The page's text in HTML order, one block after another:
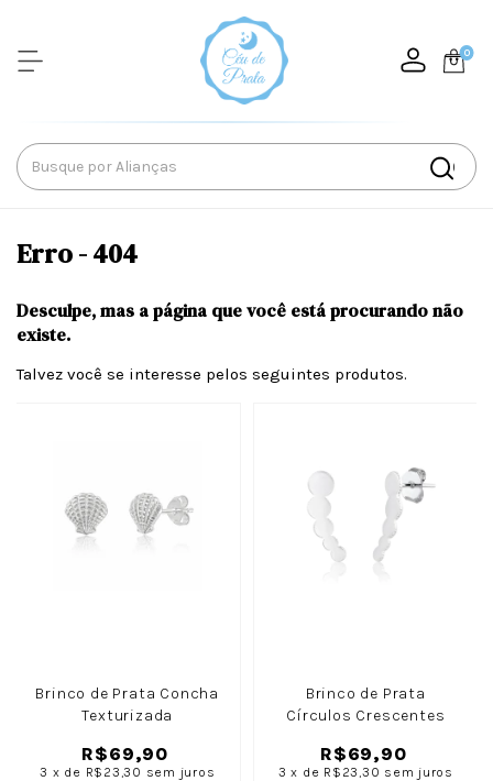
0
Erro - 404
Desculpe, mas a página que você está procurando não
existe.
Talvez você se interesse pelos seguintes produtos.
Brinco de Prata Concha
Texturizada
R$69,90
3 x de R$23,30 sem juros
Brinco de Prata
Círculos Crescentes
R$69,90
3 x de R$23,30 sem juros